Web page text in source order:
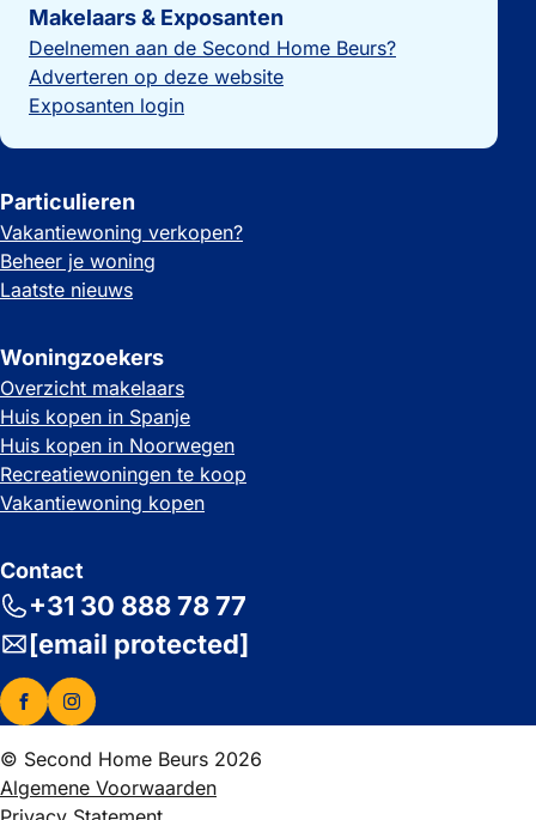
Makelaars & Exposanten
Deelnemen aan de Second Home Beurs?
Adverteren op deze website
Exposanten login
Particulieren
Vakantiewoning verkopen?
Beheer je woning
Laatste nieuws
Woningzoekers
Overzicht makelaars
Huis kopen in Spanje
Huis kopen in Noorwegen
Recreatiewoningen te koop
Vakantiewoning kopen
Contact
+31 30 888 78 77
[email protected]
© Second Home Beurs 2026
Algemene Voorwaarden